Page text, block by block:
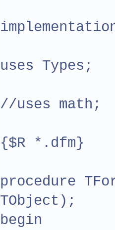
uses Types;
//uses math;
{$R *.dfm}
procedure
TObject);
begin